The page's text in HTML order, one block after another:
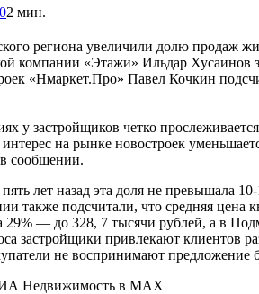
02 мин.
региона увеличили долю продаж
компании «Этажи» Ильдар Хусаинов
«Нмаркет.Про» Павел Кочкин
у застройщиков четко
на рынке новостроек
сообщении.
лет назад эта доля не превышала
также подсчитали, что средняя
29% — до 328, 7 тысячи рублей, а в
застройщики привлекают клиентов
не воспринимают
Недвижимость в MAX